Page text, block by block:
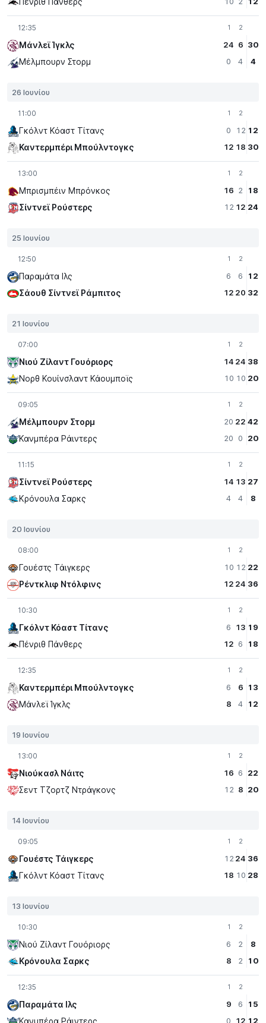
12:35
Μάνλεϊ Ίγκλς
Μέλμπουρν Στορμ
1
24
0
2
6
4
30
4
26 Ιουνίου
11:00
Γκόλντ Κόαστ Τίτανς
Καντερμπέρι Μπούλντογκς
1
0
12
2
12
18
12
30
13:00
Μπρισμπέιν Μπρόνκος
Σίντνεϊ Ρούστερς
1
16
12
2
2
12
18
24
25 Ιουνίου
12:50
Παραμάτα Iλς
Σάουθ Σίντνεϊ Ράμπιτος
1
6
12
2
6
20
12
32
21 Ιουνίου
07:00
Νιού Ζίλαντ Γουόριορς
Νορθ Κουίνσλαντ Κάουμποϊς
1
14
10
2
24
10
38
20
09:05
Μέλμπουρν Στορμ
Κανμπέρα Ράιντερς
1
20
20
2
22
0
42
20
11:15
Σίντνεϊ Ρούστερς
Κρόνουλα Σαρκς
1
14
4
2
13
4
27
8
20 Ιουνίου
08:00
Γουέστς Τάιγκερς
Ρέντκλιφ Ντόλφινς
1
10
12
2
12
24
22
36
10:30
Γκόλντ Κόαστ Τίτανς
Πένριθ Πάνθερς
1
6
12
2
13
6
19
18
12:35
Καντερμπέρι Μπούλντογκς
Μάνλεϊ Ίγκλς
1
6
8
2
6
4
13
12
19 Ιουνίου
13:00
Νιούκασλ Νάιτς
Σεντ Τζορτζ Ντράγκονς
1
16
12
2
6
8
22
20
14 Ιουνίου
09:05
Γουέστς Τάιγκερς
Γκόλντ Κόαστ Τίτανς
1
12
18
2
24
10
36
28
13 Ιουνίου
10:30
Νιού Ζίλαντ Γουόριορς
Κρόνουλα Σαρκς
1
6
8
2
2
2
8
10
12:35
Παραμάτα Iλς
Κανμπέρα Ράιντερς
1
9
0
2
6
12
15
12